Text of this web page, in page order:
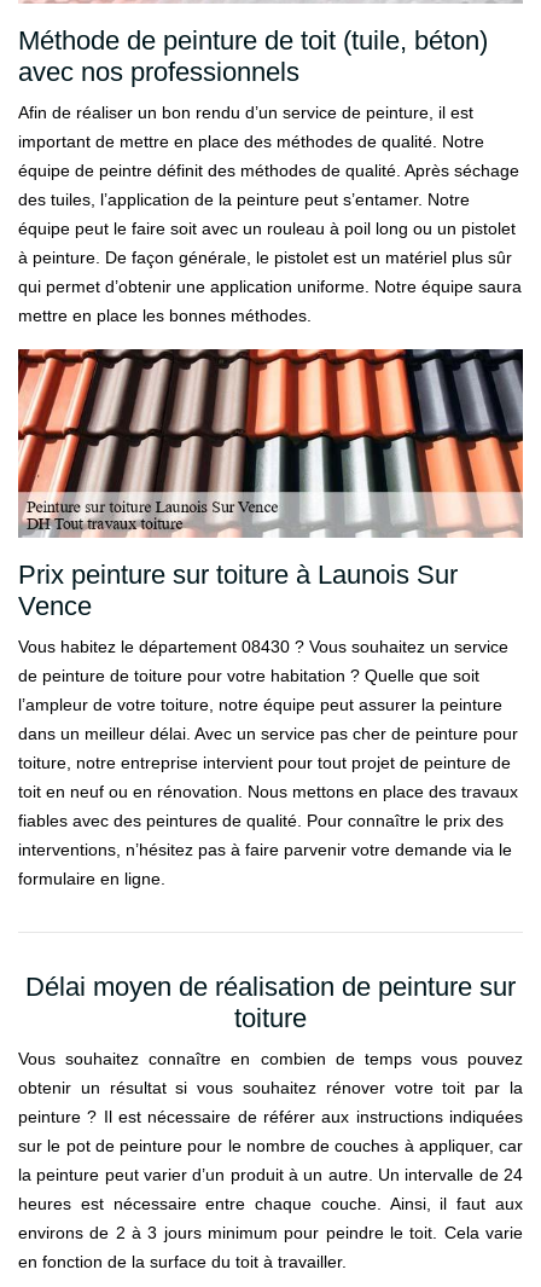
Méthode de peinture de toit (tuile, béton)
avec nos professionnels
Afin de réaliser un bon rendu d’un service de peinture, il est
important de mettre en place des méthodes de qualité. Notre
équipe de peintre définit des méthodes de qualité. Après séchage
des tuiles, l’application de la peinture peut s’entamer. Notre
équipe peut le faire soit avec un rouleau à poil long ou un pistolet
à peinture. De façon générale, le pistolet est un matériel plus sûr
qui permet d’obtenir une application uniforme. Notre équipe saura
mettre en place les bonnes méthodes.
Prix peinture sur toiture à Launois Sur
Vence
Vous habitez le département 08430 ? Vous souhaitez un service
de peinture de toiture pour votre habitation ? Quelle que soit
l’ampleur de votre toiture, notre équipe peut assurer la peinture
dans un meilleur délai. Avec un service pas cher de peinture pour
toiture, notre entreprise intervient pour tout projet de peinture de
toit en neuf ou en rénovation. Nous mettons en place des travaux
fiables avec des peintures de qualité. Pour connaître le prix des
interventions, n’hésitez pas à faire parvenir votre demande via le
formulaire en ligne.
Délai moyen de réalisation de peinture sur
toiture
Vous souhaitez connaître en combien de temps vous pouvez
obtenir un résultat si vous souhaitez rénover votre toit par la
peinture ? Il est nécessaire de référer aux instructions indiquées
sur le pot de peinture pour le nombre de couches à appliquer, car
la peinture peut varier d’un produit à un autre. Un intervalle de 24
heures est nécessaire entre chaque couche. Ainsi, il faut aux
environs de 2 à 3 jours minimum pour peindre le toit. Cela varie
en fonction de la surface du toit à travailler.